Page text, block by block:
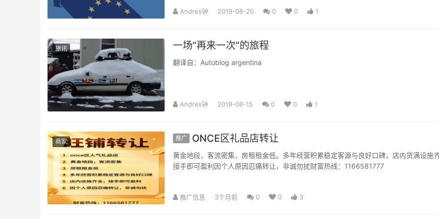
Andres钟 2019-08-20 0 0 1
旅讯 一场“再来一次”的旅程
翻译自：Autoblog argentina
Andres钟 2019-08-15 0 0 1
商家 推广 ONCE区礼品店转让
黄金地段，客流密集，房租租金低。多年经营积累稳定客源与良好口碑，店内货满设施
接手即可盈利因个人原因忍痛转让，非诚勿扰财富热线：1166581777
推广信息 3个月前 0 0 3